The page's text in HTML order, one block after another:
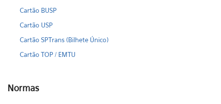
Cartão BUSP
Cartão USP
Cartão SPTrans (Bilhete Único)
Cartão TOP / EMTU
Normas